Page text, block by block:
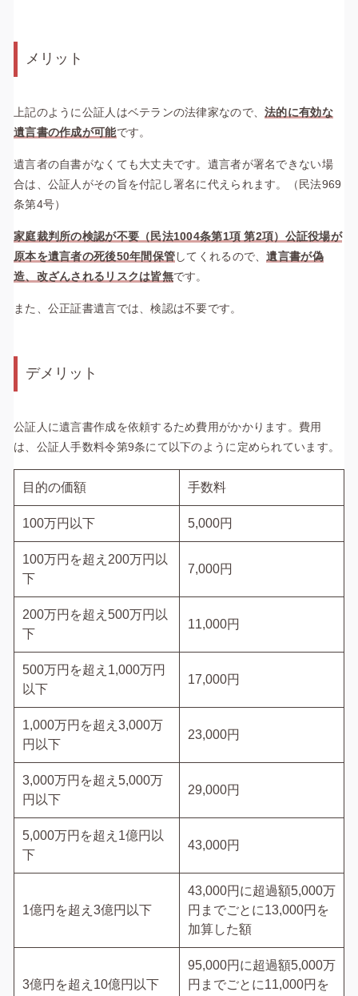
メリット
上記のように公証人はベテランの法律家なので、法的に有効な
遺言書の作成が可能です。
遺言者の自書がなくても大丈夫です。遺言者が署名できない場
合は、公証人がその旨を付記し署名に代えられます。（民法969
条第4号）
家庭裁判所の検認が不要（民法1004条第1項 第2項） 公証役場が
原本を遺言者の死後50年間保管してくれるので、遺言書が偽
造、改ざんされるリスクは皆無です。
また、 公正証書遺言では、検認は不要です。
デメリット
公証人に遺言書作成を依頼するため費用がかかります。 費用
は、公証人手数料令第9条にて以下のように定められています。
目的の価額 手数料
100万円以下 5,000円
100万円を超え200万円以
下
7,000円
200万円を超え500万円以
下
11,000円
500万円を超え1,000万円
以下
17,000円
1,000万円を超え3,000万
円以下
23,000円
3,000万円を超え5,000万
円以下
29,000円
5,000万円を超え1億円以
下
43,000円
1億円を超え3億円以下
43,000円に超過額5,000万
円までごとに13,000円を
加算した額
3億円を超え10億円以下
95,000円に超過額5,000万
円までごとに11,000円を